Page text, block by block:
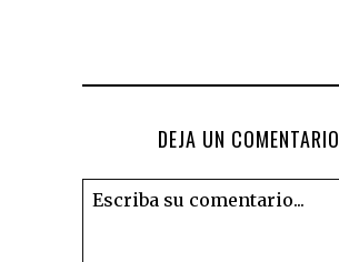
DEJA UN COMENTARIO